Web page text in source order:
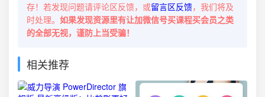
存！若发现问题请评论区反馈，或留言区反馈，我们将及
时处理。 如果发现资源里有让加微信号买课程买会员之类
的全部无视，谨防上当受骗！
相关推荐